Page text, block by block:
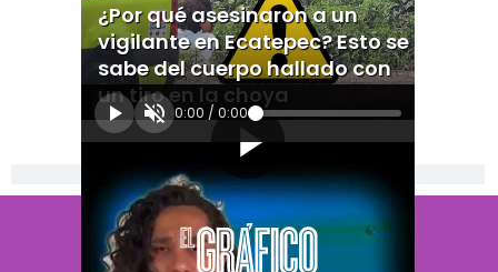
¿Por qué asesinaron a un
vigilante en Ecatepec? Esto se
sabe del cuerpo hallado con
un tiro en la choya
0:00 / 0:00
[Publicidad]